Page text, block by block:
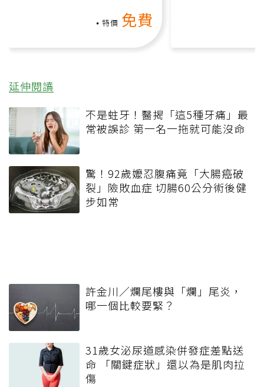
特價 免費
延伸閱讀
不是蛀牙！醫揭「這5種牙痛」最
常被誤診 第一名一拖就可能沒命
驚！92歲嬤忍腹痛竟「大腸癌破
裂」險敗血症 切腸60公分術後健
步如常
許金川／爛尾樓與「爛」尾炎，
哪一個比較要緊？
31歲女泌尿道感染併發症差點送
命 「關鍵症狀」還以為是肌肉拉
傷